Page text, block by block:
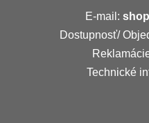
E-mail:
Dostupnosť/
Technické